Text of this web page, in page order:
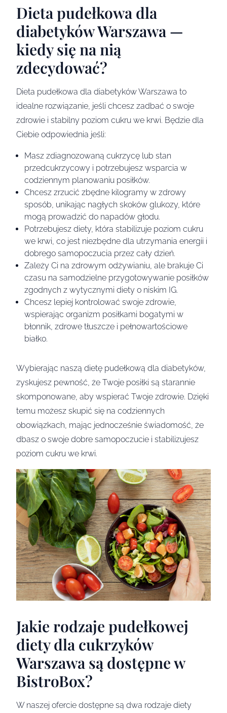
Dieta pudełkowa dla
diabetyków Warszawa —
kiedy się na nią
zdecydować?
Dieta pudełkowa dla diabetyków Warszawa to
idealne rozwiązanie, jeśli chcesz zadbać o swoje
zdrowie i stabilny poziom cukru we krwi. Będzie dla
Ciebie odpowiednia jeśli:
Masz zdiagnozowaną cukrzycę lub stan
przedcukrzycowy i potrzebujesz wsparcia w
codziennym planowaniu posiłków.
Chcesz zrzucić zbędne kilogramy w zdrowy
sposób, unikając nagłych skoków glukozy, które
mogą prowadzić do napadów głodu.
Potrzebujesz diety, która stabilizuje poziom cukru
we krwi, co jest niezbędne dla utrzymania energii i
dobrego samopoczucia przez cały dzień.
Zależy Ci na zdrowym odżywianiu, ale brakuje Ci
czasu na samodzielne przygotowywanie posiłków
zgodnych z wytycznymi diety o niskim IG.
Chcesz lepiej kontrolować swoje zdrowie,
wspierając organizm posiłkami bogatymi w
błonnik, zdrowe tłuszcze i pełnowartościowe
białko.
Wybierając naszą dietę pudełkową dla diabetyków,
zyskujesz pewność, że Twoje posiłki są starannie
skomponowane, aby wspierać Twoje zdrowie. Dzięki
temu możesz skupić się na codziennych
obowiązkach, mając jednocześnie świadomość, że
dbasz o swoje dobre samopoczucie i stabilizujesz
poziom cukru we krwi.
Jakie rodzaje pudełkowej
diety dla cukrzyków
Warszawa są dostępne w
BistroBox?
W naszej ofercie dostępne są dwa rodzaje diety